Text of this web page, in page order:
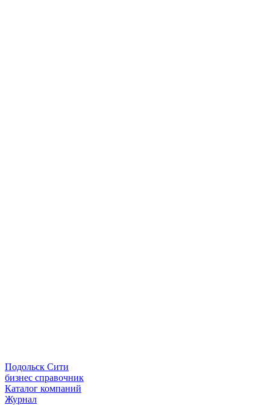
Подольск Сити
бизнес справочник
Каталог компаний
Журнал